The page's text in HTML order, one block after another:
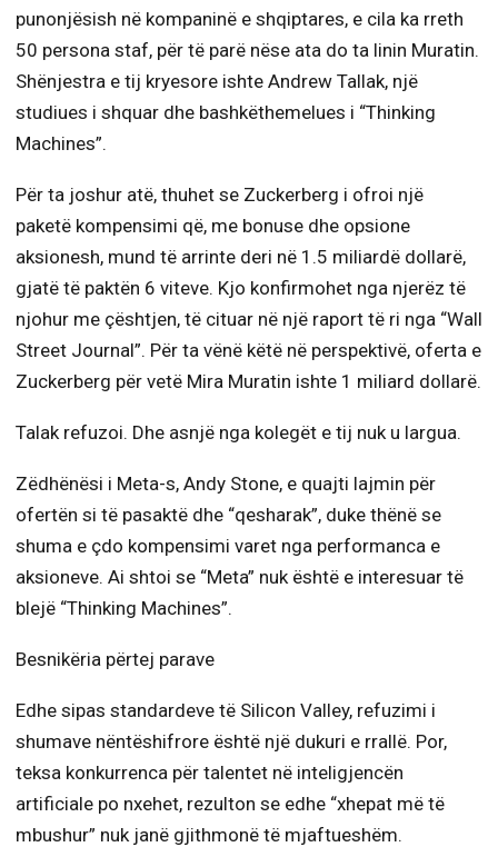
punonjësish në kompaninë e shqiptares, e cila ka rreth
50 persona staf, për të parë nëse ata do ta linin Muratin.
Shënjestra e tij kryesore ishte Andrew Tallak, një
studiues i shquar dhe bashkëthemelues i “Thinking
Machines”.
Për ta joshur atë, thuhet se Zuckerberg i ofroi një
paketë kompensimi që, me bonuse dhe opsione
aksionesh, mund të arrinte deri në 1.5 miliardë dollarë,
gjatë të paktën 6 viteve. Kjo konfirmohet nga njerëz të
njohur me çështjen, të cituar në një raport të ri nga “Wall
Street Journal”. Për ta vënë këtë në perspektivë, oferta e
Zuckerberg për vetë Mira Muratin ishte 1 miliard dollarë.
Talak refuzoi. Dhe asnjë nga kolegët e tij nuk u largua.
Zëdhënësi i Meta-s, Andy Stone, e quajti lajmin për
ofertën si të pasaktë dhe “qesharak”, duke thënë se
shuma e çdo kompensimi varet nga performanca e
aksioneve. Ai shtoi se “Meta” nuk është e interesuar të
blejë “Thinking Machines”.
Besnikëria përtej parave
Edhe sipas standardeve të Silicon Valley, refuzimi i
shumave nëntëshifrore është një dukuri e rrallë. Por,
teksa konkurrenca për talentet në inteligjencën
artificiale po nxehet, rezulton se edhe “xhepat më të
mbushur” nuk janë gjithmonë të mjaftueshëm.